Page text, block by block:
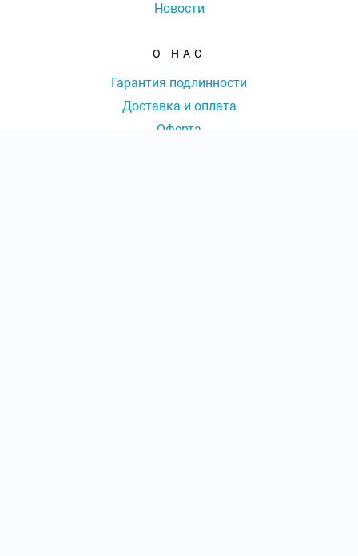
Новости
О НАС
Гарантия подлинности
Доставка и оплата
Оферта